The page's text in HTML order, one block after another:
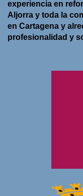
experiencia en
Aljorra y toda la
en Cartagena y
profesionalidad y